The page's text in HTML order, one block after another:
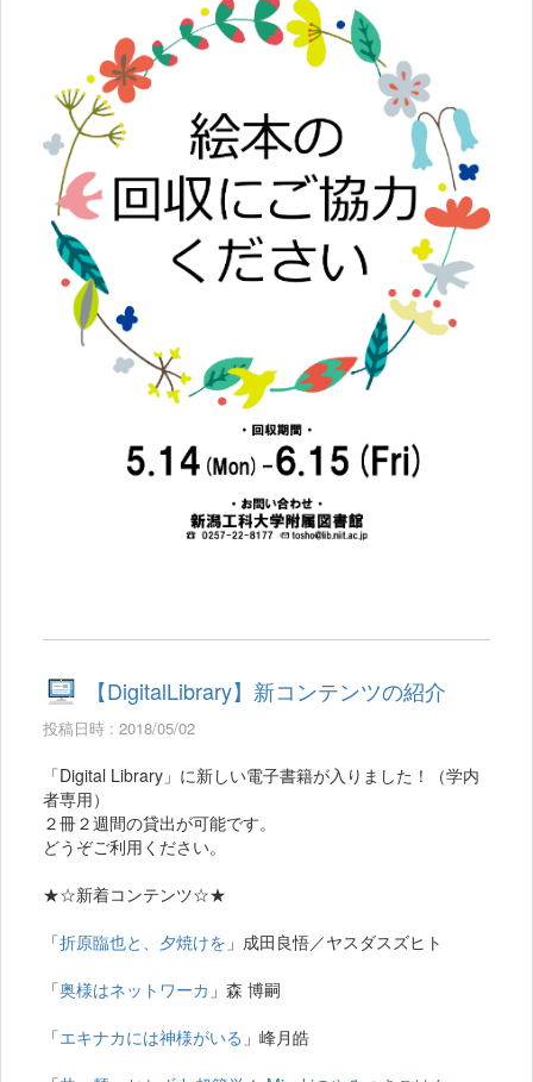
【DigitalLibrary】新コンテンツの紹介
投稿日時 : 2018/05/02
「Digital Library」に新しい電子書籍が入りました！（学内
者専用）
２冊２週間の貸出が可能です。
どうぞご利用ください。
★☆新着コンテンツ☆★
「折原臨也と、夕焼けを 」成田良悟／ヤスダスズヒト
「奥様はネットワーカ 」森 博嗣
「エキナカには神様がいる 」峰月皓